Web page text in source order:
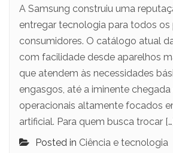
A Samsung construiu uma
entregar tecnologia para todos os
consumidores. O catálogo atual
com facilidade desde aparelhos
que atendem às necessidades
engasgos, até a iminente
operacionais altamente focados
artificial. Para quem busca trocar […]
Posted in Ciência e tecnologia